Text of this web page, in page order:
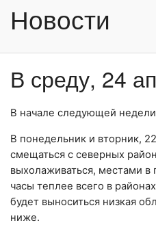
Новости
В среду, 24
В начале следующей
В понедельник и вторник,
смещаться с северных
выхолаживаться, местами в
часы теплее всего в
будет выноситься низкая
ниже.